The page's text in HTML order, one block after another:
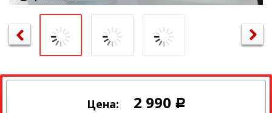
Цена: 2 990 Р